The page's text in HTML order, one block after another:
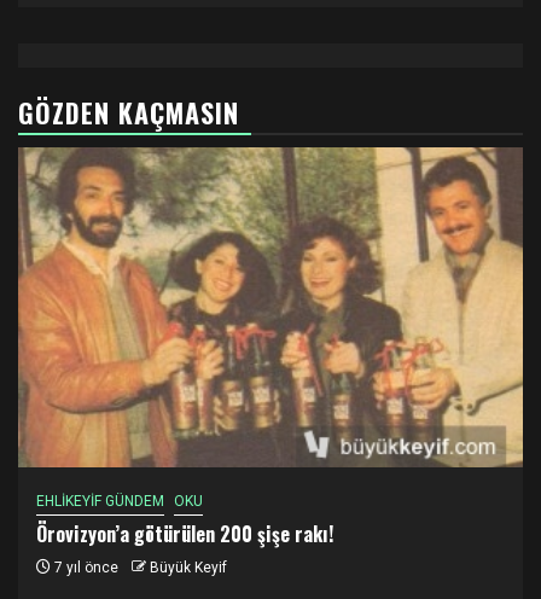
GÖZDEN KAÇMASIN
EHLİKEYİF GÜNDEM OKU
Örovizyon’a götürülen 200 şişe rakı!
7 yıl önce Büyük Keyif